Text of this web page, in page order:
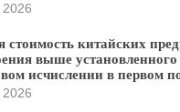
2026
стоимость китайских
выше
исчислении в первом
2026